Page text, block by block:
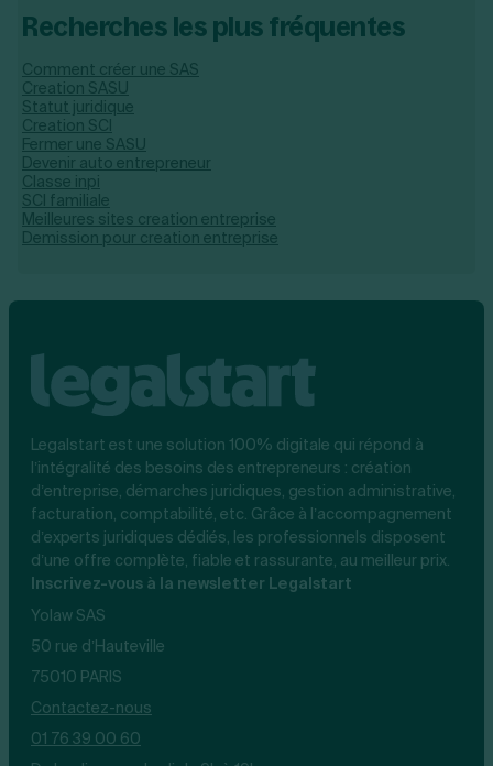
Recherches les plus fréquentes
Comment créer une SAS
Creation SASU
Statut juridique
Creation SCI
Fermer une SASU
Devenir auto entrepreneur
Classe inpi
SCI familiale
Meilleures sites creation entreprise
Demission pour creation entreprise
Legalstart est une solution 100% digitale qui répond à
l’intégralité des besoins des entrepreneurs : création
d’entreprise, démarches juridiques, gestion administrative,
facturation, comptabilité, etc. Grâce à l’accompagnement
d’experts juridiques dédiés, les professionnels disposent
d’une offre complète, fiable et rassurante, au meilleur prix.
Inscrivez-vous à la newsletter Legalstart
Yolaw SAS
50 rue d’Hauteville
75010 PARIS
Contactez-nous
01 76 39 00 60